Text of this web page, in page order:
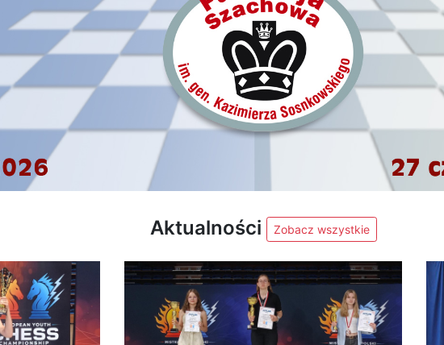
Aktualności Zobacz wszystkie